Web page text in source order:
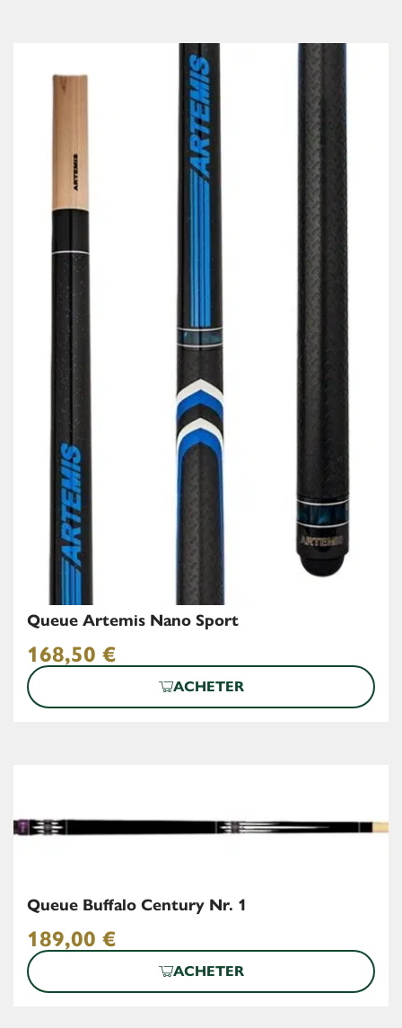
Queue Artemis Nano Sport
168,50 €
ACHETER
Queue Buffalo Century Nr. 1
189,00 €
ACHETER